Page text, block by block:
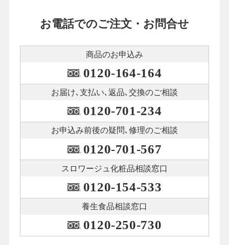
お電話でのご注文・お問合せ
商品のお申込み
0120-164-164
お届け､支払い､ 返品､交換のご相談
0120-701-234
お申込み前後の疑問､修理のご相談
0120-701-567
スロワージュ化粧品相談窓口
0120-154-533
養生食品相談窓口
0120-250-730